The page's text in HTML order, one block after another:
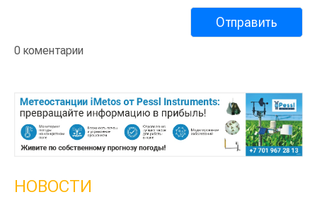
0 коментарии
НОВОСТИ